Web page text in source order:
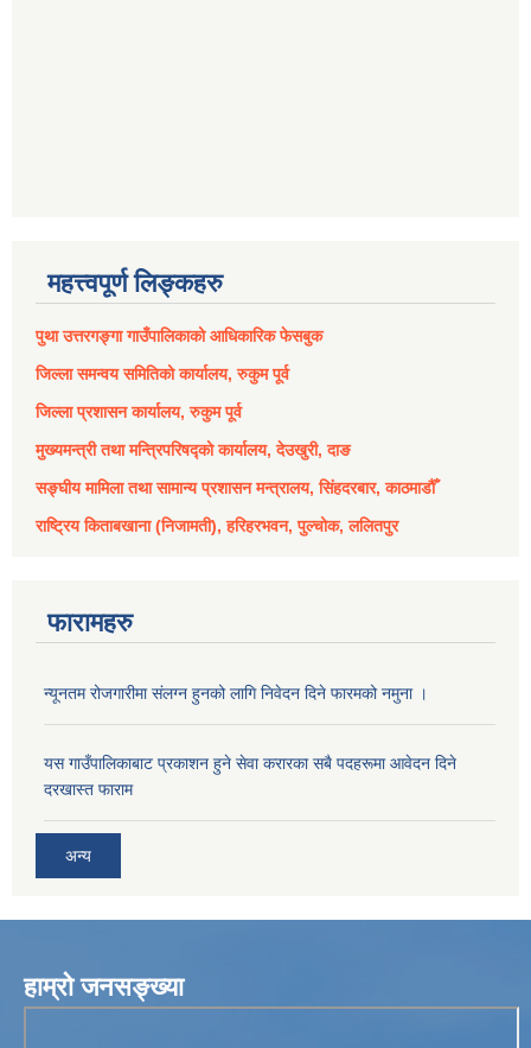
महत्त्वपूर्ण लिङ्कहरु
पुथा उत्तरगङ्गा गाउँपालिकाको आधिकारिक फेसबुक
जिल्ला समन्वय समितिको कार्यालय, रुकुम पूर्व
जिल्ला प्रशासन कार्यालय, रुकुम पूर्व
मुख्यमन्त्री तथा मन्त्रिपरिषद्को कार्यालय, देउखुरी, दाङ
सङ्घीय मामिला तथा सामान्य प्रशासन मन्त्रालय, सिंहदरबार, काठमाडौँ
राष्ट्रिय किताबखाना (निजामती), हरिहरभवन, पुल्चोक, ललितपुर
फारामहरु
न्यूनतम रोजगारीमा संलग्न हुनको लागि निवेदन दिने फारमको नमुना ।
यस गाउँपालिकाबाट प्रकाशन हुने सेवा करारका सबै पदहरूमा आवेदन दिने
दरखास्त फाराम
अन्य
हाम्रो जनसङ्ख्या